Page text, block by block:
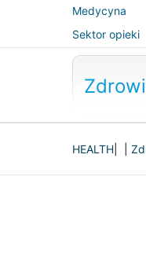
Medycyna
alternatywna
Sektor opieki
zdrowotnej
HEALTH